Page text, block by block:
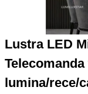
Lustra LED
lumina/rece/